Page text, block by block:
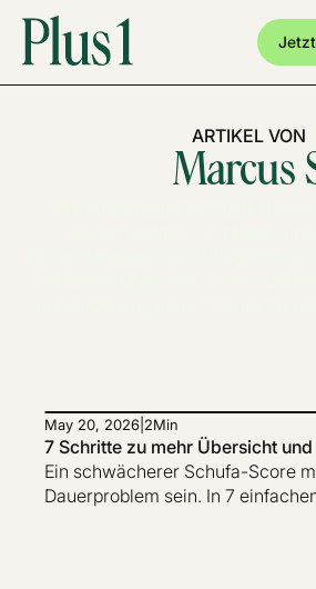
ARTIKEL VON
Marcus
May 20, 2026 2Min
7 Schritte zu mehr Übersicht
Ein schwächerer Schufa-Score
Dauerproblem sein. In 7